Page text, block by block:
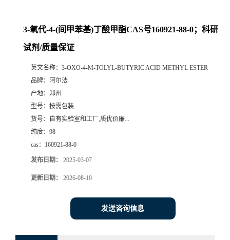
厅
言
3-氧代-4-(间甲苯基)丁酸甲酯CAS号160921-88-0；科研
试剂/质量保证
英文名称： 3-OXO-4-M-TOLYL-BUTYRIC ACID METHYL ESTER
品牌：
阿尔法
产地： 郑州
型号： 按需包装
货号：
自有实验室和工厂,质优价廉...
纯度： 98
cas： 160921-88-0
发布日期： 2025-03-07
更新日期： 2026-08-10
发送咨询信息